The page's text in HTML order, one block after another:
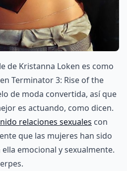
de Kristanna Loken es como
Terminator 3: Rise of the
de moda convertida, así que
es actuando, como dicen.
relaciones sexuales con
que las mujeres han sido
emocional y sexualmente.